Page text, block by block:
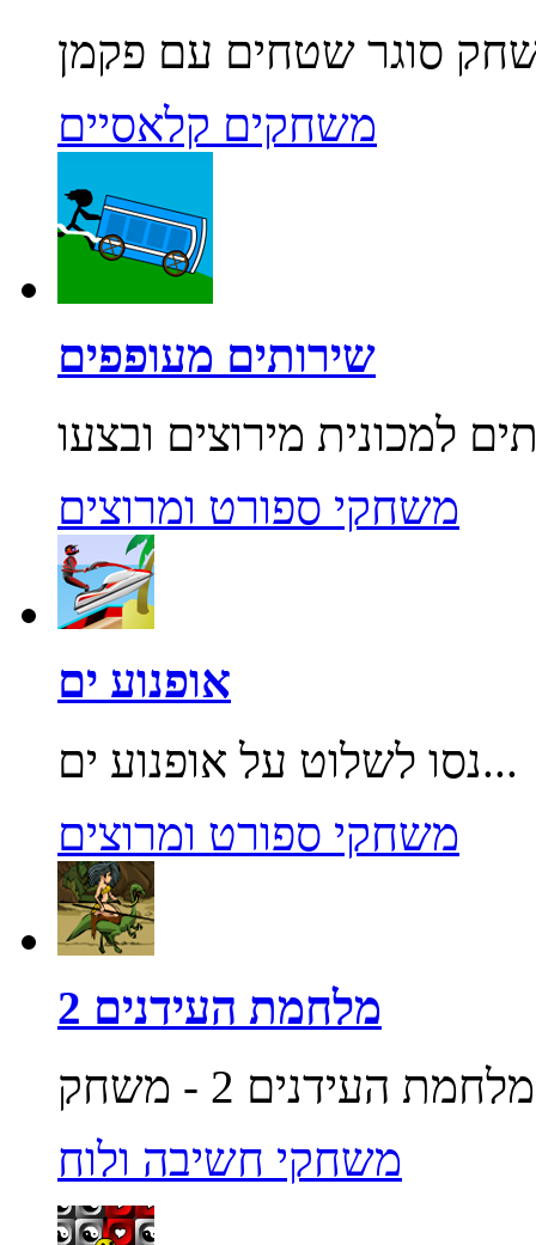
משחקים קלאסיים
שירותים מעופפים
משחקי ספורט ומרוצים
אופנוע ים
נסו לשלוט על אופנוע ים...
משחקי ספורט ומרוצים
מלחמת העידנים 2
משחקי חשיבה ולוח